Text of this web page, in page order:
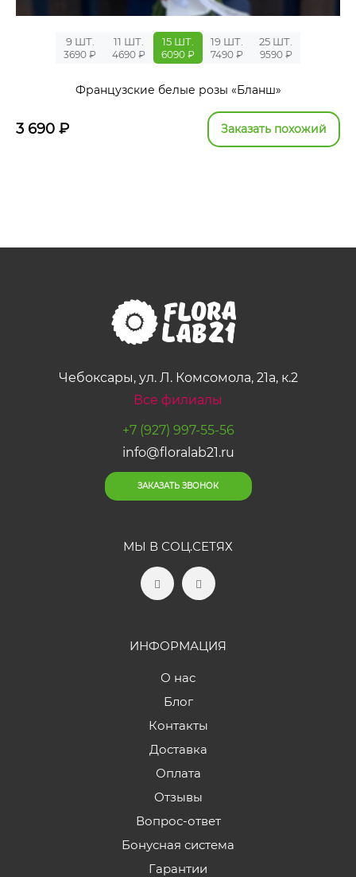
9 ШТ.
3690 ₽
11 ШТ.
4690 ₽
15 ШТ.
6090 ₽
19 ШТ.
7490 ₽
25 ШТ.
9590 ₽
Французские белые розы «Бланш»
3 690 ₽ Заказать похожий
Чебоксары, ул. Л. Комсомола, 21а, к.2
Все филиалы
+7 (927) 997-55-56
info@floralab21.ru
ЗАКАЗАТЬ ЗВОНОК
МЫ В СОЦ.СЕТЯХ
ИНФОРМАЦИЯ
О нас
Блог
Контакты
Доставка
Оплата
Отзывы
Вопрос-ответ
Бонусная система
Гарантии